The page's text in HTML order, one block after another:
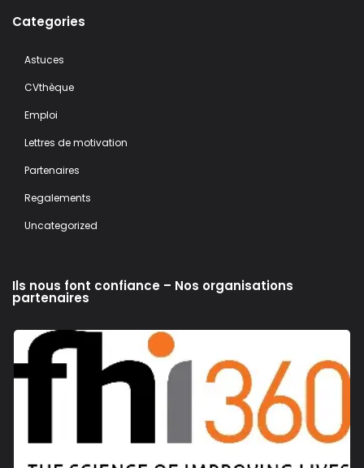
Categories
Astuces
CVthèque
Emploi
Lettres de motivation
Partenaires
Regalements
Uncategorized
Ils nous font confiance – Nos organisations
partenaires